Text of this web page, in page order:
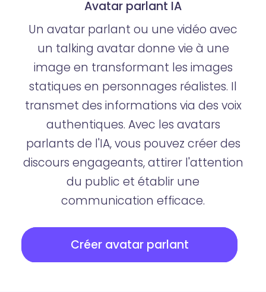
Avatar parlant IA
Un avatar parlant ou une vidéo avec
un talking avatar donne vie à une
image en transformant les images
statiques en personnages réalistes. Il
transmet des informations via des voix
authentiques. Avec les avatars
parlants de l'IA, vous pouvez créer des
discours engageants, attirer l'attention
du public et établir une
communication efficace.
Créer avatar parlant